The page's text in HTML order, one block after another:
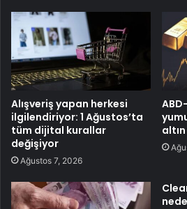
Alışveriş yapan herkesi
ilgilendiriyor: 1 Ağustos’ta
tüm dijital kurallar
değişiyor
Ağustos 7, 2026